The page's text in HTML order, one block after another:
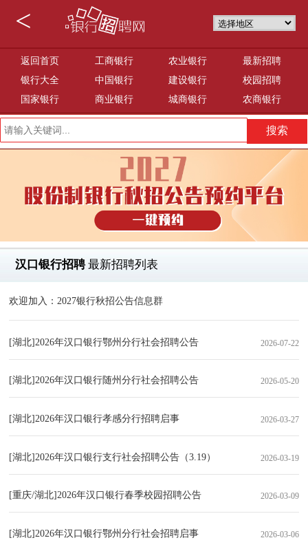
<
返回首页 工商银行 农业银行
最新招聘
银行大全
中国银行 建设银行
校园招聘
国家银行
商业银行 城商银行 农商银行
汉口银行招聘最新招聘列表
欢迎加入：2027银行秋招公告信息群
[湖北]2026年汉口银行鄂州分行社会招聘公告 2026-07-22
[湖北]2026年汉口银行随州分行社会招聘公告 2026-05-20
[湖北]2026年汉口银行孝感分行招聘启事 2026-03-27
[湖北]2026年汉口银行支行社会招聘公告（3.19） 2026-03-19
[重庆/湖北]2026年汉口银行春季校园招聘公告 2026-03-09
[湖北]2026年汉口银行鄂州分行社会招聘启事 2026-03-06